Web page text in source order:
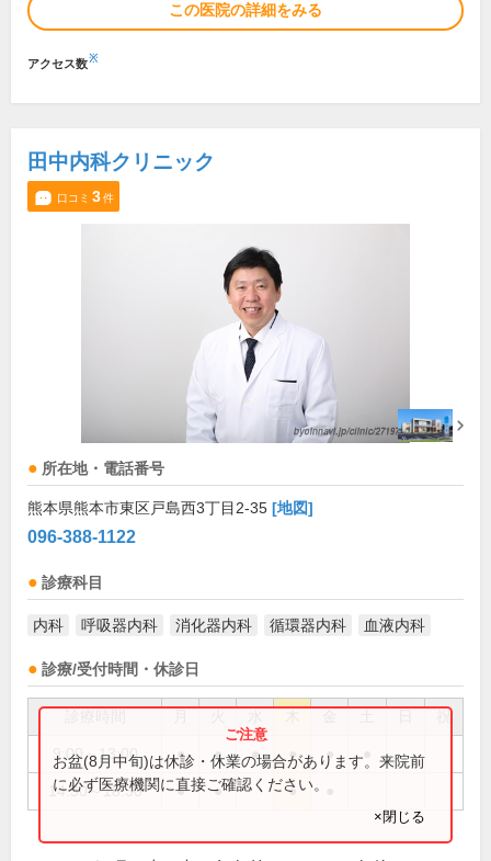
この医院の詳細をみる
アクセス数※
田中内科クリニック
口コミ 3件
所在地・電話番号
熊本県熊本市東区戸島西3丁目2-35 [地図]
096-388-1122
診療科目
内科 呼吸器内科 消化器内科 循環器内科 血液内科
診療/受付時間・休診日
祝
9:00～13:00 ● ● ● ● ●
14:30～18:30 ● ● ●
お盆(8月中旬)は休診・休業の場合があります。来院前
に必ず医療機関に直接ご確認ください。
×閉じる